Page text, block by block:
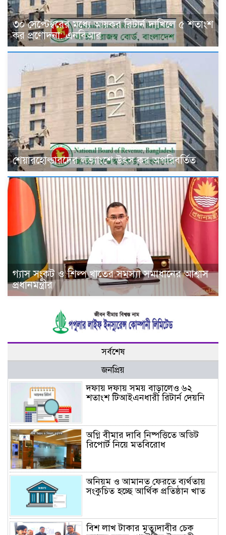
৩০ সেপ্টেম্বরের মধ্যে আয়কর রিটার্ন দাখিলে ৫ শতাংশ
কর প্রণোদনা: এনবিআর
শেয়ারহোল্ডারদের লভ্যাংশে উৎস কর অপরিবর্তিত
গ্যাস সংকট ও শিল্প খাতের সমস্যা সমাধানের আশ্বাস
প্রধানমন্ত্রীর
সর্বশেষ
জনপ্রিয়
দফায় দফায় সময় বাড়ালেও ৬২
শতাংশ টিআইএনধারী রিটার্ন দেয়নি
অগ্নি বীমার দাবি নিষ্পত্তিতে অডিট
রিপোর্ট নিয়ে মতবিরোধ
অনিয়ম ও আমানত ফেরতে ব্যর্থতায়
সংকুচিত হচ্ছে আর্থিক প্রতিষ্ঠান খাত
বিশ লাখ টাকার মৃত্যুদাবীর চেক